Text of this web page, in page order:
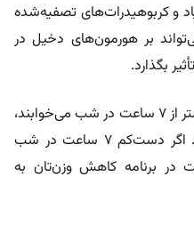
و کربوهیدرات‌های تصفیه‌شده
بر هورمون‌های دخیل در
بگذارد.
شواهد نشان می‌دهد افرادی که کمتر از ۷ ساعت در شب می‌خوابند،
بیشتر احتمال دارد که چاق شوند. اگر دست‌کم ۷ ساعت در شب
در برنامه کاهش وزن‌تان به